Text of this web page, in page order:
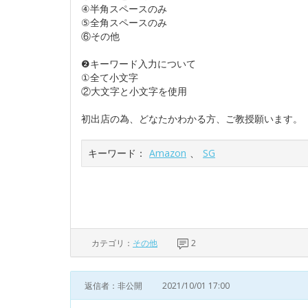
④半角スペースのみ
⑤全角スペースのみ
⑥その他
❷キーワード入力について
①全て小文字
②大文字と小文字を使用
初出店の為、どなたかわかる方、ご教授願います。
キーワード： Amazon 、 SG
カテゴリ： その他 2
返信者：非公開 2021/10/01 17:00